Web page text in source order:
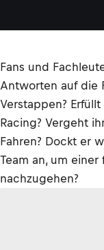
Fans und
Antworten auf die
Verstappen?
Racing? Vergeht
Fahren? Dockt er
Team an, um
nachzugehen?